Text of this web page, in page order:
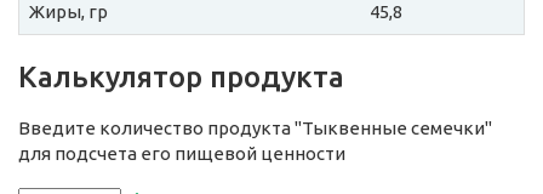
Жиры, гр 45,8
Калькулятор продукта
Введите количество продукта "Тыквенные семечки"
для подсчета его пищевой ценности